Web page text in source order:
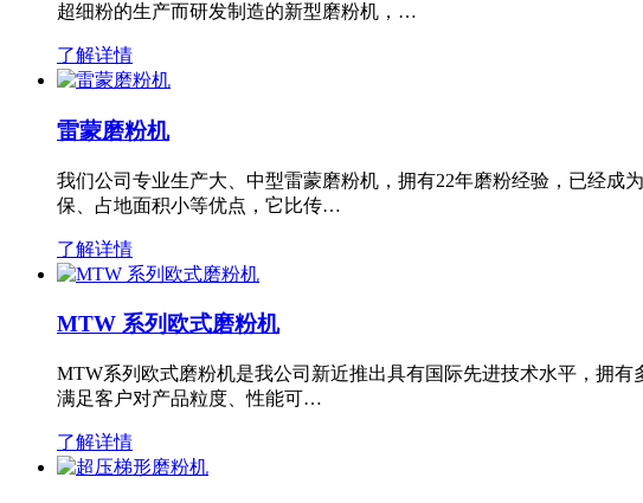
超细粉的生产而研发制造的新型磨粉机，…
了解详情
雷蒙磨粉机
我们公司专业生产大、中型雷蒙磨粉机，拥有22年磨粉经验，已经
保、占地面积小等优点，它比传…
了解详情
MTW 系列欧式磨粉机
MTW系列欧式磨粉机是我公司新近推出具有国际先进技术水平，拥
满足客户对产品粒度、性能可…
了解详情